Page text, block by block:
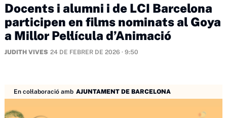
Docents i alumni i de LCI Barcelona
participen en films nominats al Goya
a Millor Pel·lícula d’Animació
JUDITH VIVES 24 DE FEBRER DE 2026 · 9:50
En col·laboració amb AJUNTAMENT DE BARCELONA